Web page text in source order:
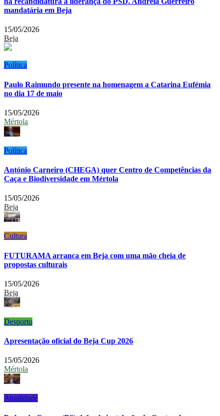
mandatária em Beja
15/05/2026
Beja
Política
Paulo Raimundo presente na homenagem a Catarina Eufémia
no dia 17 de maio
15/05/2026
Mértola
Política
António Carneiro (CHEGA) quer Centro de Competências da
Caça e Biodiversidade em Mértola
15/05/2026
Beja
Cultura
FUTURAMA arranca em Beja com uma mão cheia de
propostas culturais
15/05/2026
Beja
Desporto
Apresentação oficial do Beja Cup 2026
15/05/2026
Mértola
Atualidade